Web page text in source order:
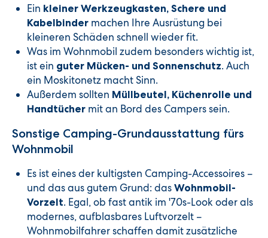
Ein kleiner Werkzeugkasten, Schere und
Kabelbinder machen Ihre Ausrüstung bei
kleineren Schäden schnell wieder fit.
Was im Wohnmobil zudem besonders wichtig ist,
ist ein guter Mücken- und Sonnenschutz. Auch
ein Moskitonetz macht Sinn.
Außerdem sollten Müllbeutel, Küchenrolle und
Handtücher mit an Bord des Campers sein.
Sonstige Camping-Grundausstattung fürs
Wohnmobil
Es ist eines der kultigsten Camping-Accessoires –
und das aus gutem Grund: das Wohnmobil-
Vorzelt. Egal, ob fast antik im '70s-Look oder als
modernes, aufblasbares Luftvorzelt –
Wohnmobilfahrer schaffen damit zusätzliche